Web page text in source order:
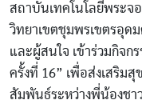
สถาบันเทคโนโลยีพระจ
วิทยาเขตชุมพรเขตรอุด
และผู้สนใจ เข้าร่วมกิจ
ครั้งที่ 16” เพื่อส่งเสริม
สัมพันธ์ระหว่างพี่น้องชา